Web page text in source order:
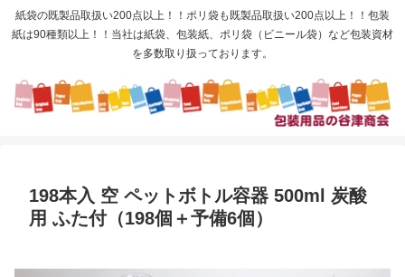
紙袋の既製品取扱い200点以上！！ポリ袋も既製品取扱い200点以上！！包装
紙は90種類以上！！当社は紙袋、包装紙、ポリ袋（ビニール袋）など包装資材
を多数取り扱っております。
198本入 空 ペットボトル容器 500ml 炭酸
用 ふた付（198個＋予備6個）